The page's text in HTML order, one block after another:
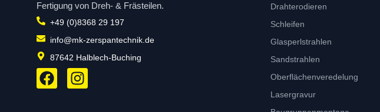
Fertigung von Dreh- & Frästeilen.
+49 (0)8368 29 197
info@mk-zerspantechnik.de
87642 Halblech-Buching
F
a
I
n
Drahterodieren
Schleifen
Glasperlstrahlen
Sandstrahlen
Oberflächenveredelung
Lasergravur